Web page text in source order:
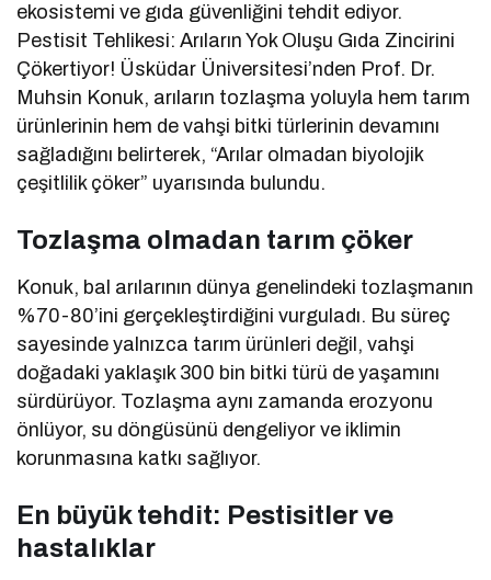
ekosistemi ve gıda güvenliğini tehdit ediyor.
Pestisit Tehlikesi: Arıların Yok Oluşu Gıda Zincirini
Çökertiyor! Üsküdar Üniversitesi’nden Prof. Dr.
Muhsin Konuk, arıların tozlaşma yoluyla hem tarım
ürünlerinin hem de vahşi bitki türlerinin devamını
sağladığını belirterek, “Arılar olmadan biyolojik
çeşitlilik çöker” uyarısında bulundu.
Tozlaşma olmadan tarım çöker
Konuk, bal arılarının dünya genelindeki tozlaşmanın
%70-80’ini gerçekleştirdiğini vurguladı. Bu süreç
sayesinde yalnızca tarım ürünleri değil, vahşi
doğadaki yaklaşık 300 bin bitki türü de yaşamını
sürdürüyor. Tozlaşma aynı zamanda erozyonu
önlüyor, su döngüsünü dengeliyor ve iklimin
korunmasına katkı sağlıyor.
En büyük tehdit: Pestisitler ve
hastalıklar